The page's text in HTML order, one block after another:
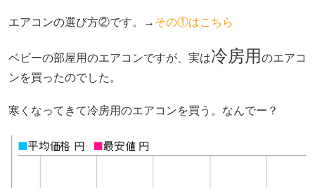
エアコンの選び方②です。→ その①はこちら
ベビーの部屋用のエアコンですが、実は冷房用のエアコ
ンを買ったのでした。
寒くなってきて冷房用のエアコンを買う。なんでー？